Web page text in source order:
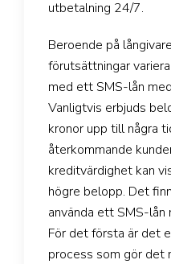
utbetalning 24/7.
Beroende på
förutsättningar
med ett SMS-lån
Vanligtvis erbjuds
kronor upp till några
återkommande
kreditvärdighet kan
högre belopp. Det
använda ett SMS-
För det första är det
process som gör det